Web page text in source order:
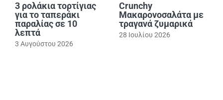
3 ρολάκια τορτίγιας
για το ταπεράκι
παραλίας σε 10
λεπτά
3 Αυγούστου 2026
Crunchy
Μακαρονοσαλάτα με
τραγανά ζυμαρικά
28 Ιουλίου 2026